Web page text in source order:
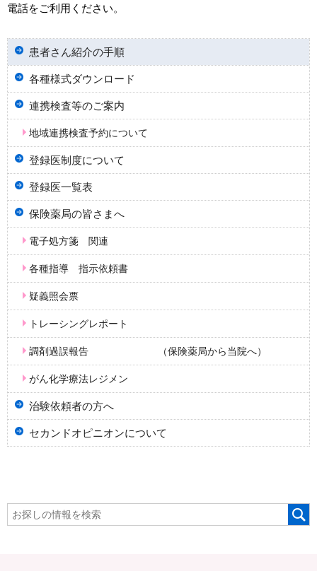
電話をご利用ください。
患者さん紹介の手順
各種様式ダウンロード
連携検査等のご案内
地域連携検査予約について
登録医制度について
登録医一覧表
保険薬局の皆さまへ
電子処方箋 関連
各種指導 指示依頼書
疑義照会票
トレーシングレポート
調剤過誤報告 （保険薬局から当院へ）
がん化学療法レジメン
治験依頼者の方へ
セカンドオピニオンについて